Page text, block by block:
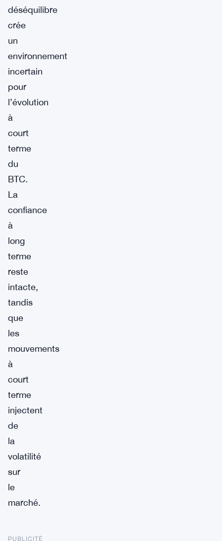
déséquilibre
crée
un
environnement
incertain
pour
l’évolution
à
court
terme
du
BTC.
La
confiance
à
long
terme
reste
intacte,
tandis
que
les
mouvements
à
court
terme
injectent
de
la
volatilité
sur
le
marché.
PUBLICITÉ